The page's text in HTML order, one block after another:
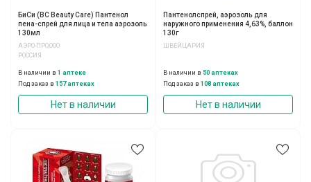
БиСи (BC Beauty Care) Пантенол
пена-спрей для лица и тела аэрозоль
130мл
АЭРО-ПРО,ООО
РОССИЯ
В наличии в 1 аптеке
Под заказ в 157 аптеках
Нет в наличии
Пантенолспрей, аэрозоль для
наружного применения 4,63%, баллон
130г
ШВЕЙЦАРИЯ
В наличии в 50 аптеках
Под заказ в 108 аптеках
Нет в наличии